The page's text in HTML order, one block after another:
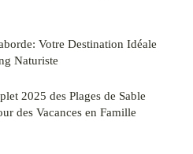
Votre Destination Idéale
Naturiste
2025 des Plages de Sable
des Vacances en Famille